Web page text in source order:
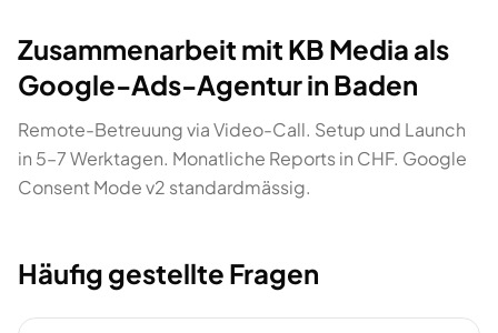
Zusammenarbeit mit KB Media als
Google-Ads-Agentur in Baden
Remote-Betreuung via Video-Call. Setup und Launch
in 5–7 Werktagen. Monatliche Reports in CHF. Google
Consent Mode v2 standardmässig.
Häufig gestellte Fragen